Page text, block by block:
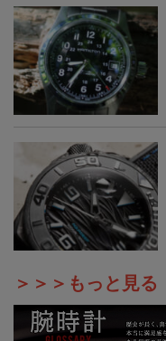
＞＞＞もっと見る